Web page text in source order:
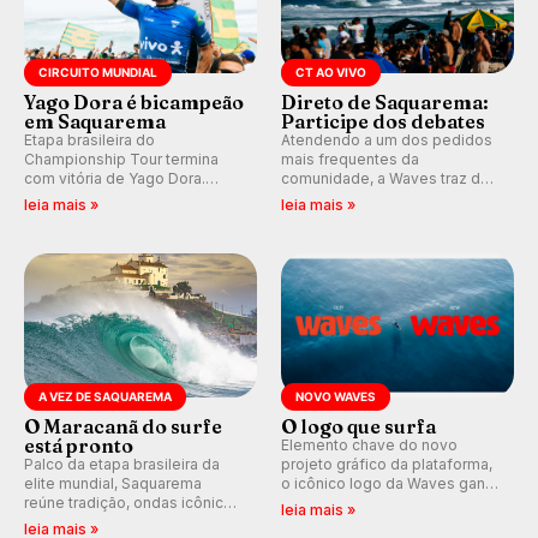
CIRCUITO MUNDIAL
Yago Dora é bicampeão
em Saquarema
Etapa brasileira do
Championship Tour termina
com vitória de Yago Dora.
Sawyer Lindblad vence entre
ranking mundial da WSL, na
etapa de Saquarema.
leia mais »
CT AO VIVO
Direto de Saquarema:
Participe dos debates
Atendendo a um dos pedidos
mais frequentes da
comunidade, a Waves traz de
volta os comentários e
Mundial.
leia mais »
A VEZ DE SAQUAREMA
O Maracanã do surfe
está pronto
Palco da etapa brasileira da
elite mundial, Saquarema
reúne tradição, ondas icônicas,
torcida única e uma premiação
leia mais »
NOVO WAVES
O logo que surfa
Elemento chave do novo
projeto gráfico da plataforma,
o icônico logo da Waves ganha
forma de ondulação.
leia mais »